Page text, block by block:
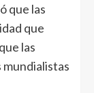
que las
que
las